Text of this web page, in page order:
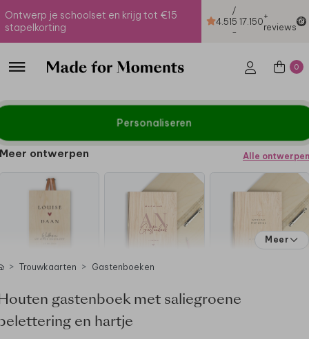
Ontwerp je schoolset en krijg tot €15
stapelkorting
4.51
/
5
-
17.150+
reviews
0
Personaliseren
Meer ontwerpen Alle ontwerpen
Meer
Trouwkaarten Gastenboeken
gastenboek met saliegroene
en hartje